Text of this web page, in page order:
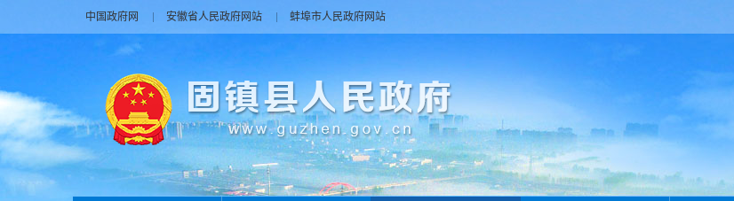
中国政府网 安徽省人民政府网站 蚌埠市人民政府网站